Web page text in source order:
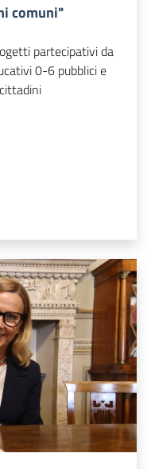
comuni"
partecipativi da
0-6 pubblici e